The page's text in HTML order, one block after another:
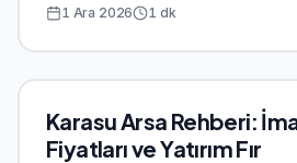
1 Ara 2026 1 dk
Karasu Arsa Rehberi:
Fiyatları ve Yatırım Fır